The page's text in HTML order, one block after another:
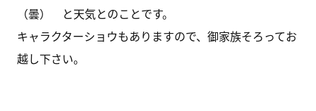
（曇） と天気とのことです。
キャラクターショウもありますので、御家族そろってお
越し下さい。